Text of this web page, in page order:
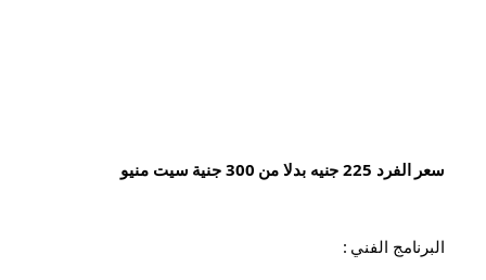
سعر الفرد 225 جنيه بدلا من 300 جنية سيت منيو
البرنامج الفني :